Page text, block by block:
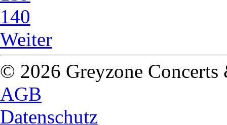
140
Weiter
© 2026 Greyzone
AGB
Datenschutz